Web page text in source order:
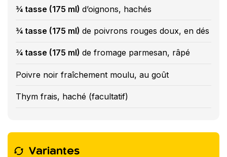
¾ tasse (175 ml) d’oignons, hachés
¾ tasse (175 ml) de poivrons rouges doux, en dés
¾ tasse (175 ml) de fromage parmesan, râpé
Poivre noir fraîchement moulu, au goût
Thym frais, haché (facultatif)
Variantes